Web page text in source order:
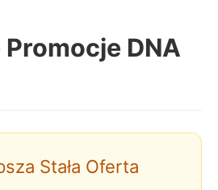
DNA
Stała Oferta